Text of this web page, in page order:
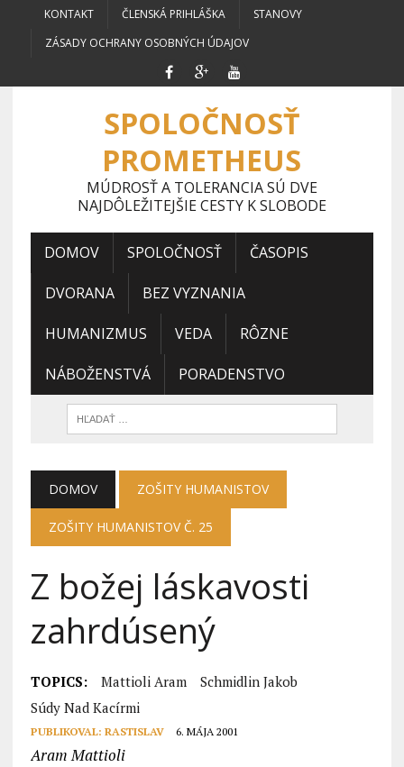
KONTAKT ČLENSKÁ PRIHLÁŠKA
STANOVY
ZÁSADY OCHRANY OSOBNÝCH ÚDAJOV
SPOLOČNOSŤ
PROMETHEUS
MÚDROSŤ A TOLERANCIA SÚ DVE
NAJDÔLEŽITEJŠIE CESTY K SLOBODE
DOMOV SPOLOČNOSŤ ČASOPIS
DVORANA BEZ VYZNANIA
HUMANIZMUS VEDA RÔZNE
NÁBOŽENSTVÁ PORADENSTVO
DOMOV ZOŠITY HUMANISTOV
ZOŠITY HUMANISTOV Č. 25
Z božej láskavosti
zahrdúsený
TOPICS: Mattioli Aram
Schmidlin Jakob
Súdy Nad Kacírmi
PUBLIKOVAL: RASTISLAV 6. MÁJA 2001
Aram Mattioli